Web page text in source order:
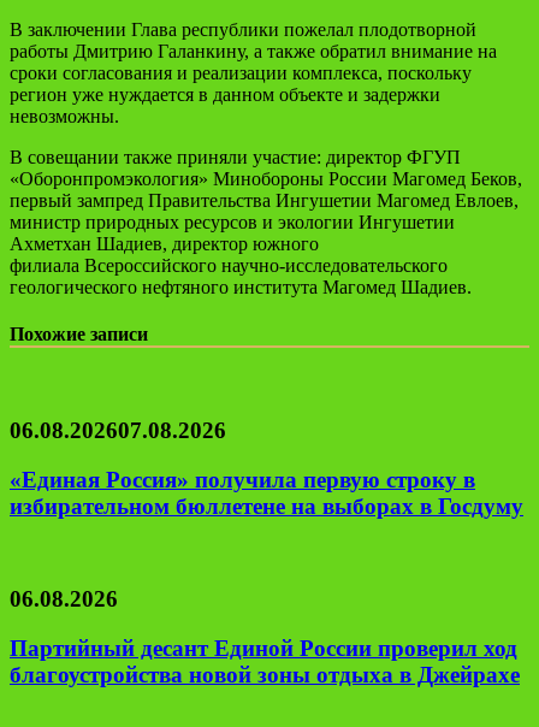
В заключении Глава республики пожелал плодотворной
работы Дмитрию Галанкину, а также обратил внимание на
сроки согласования и реализации комплекса, поскольку
регион уже нуждается в данном объекте и задержки
невозможны.
В совещании также приняли участие: директор ФГУП
«Оборонпромэкология» Минобороны России Магомед Беков,
первый зампред Правительства Ингушетии Магомед Евлоев,
министр природных ресурсов и экологии Ингушетии
Ахметхан Шадиев, директор южного
филиала Всероссийского научно-исследовательского
геологического нефтяного института Магомед Шадиев.
Похожие записи
06.08.202607.08.2026
«Единая Россия» получила первую строку в
избирательном бюллетене на выборах в Госдуму
06.08.2026
Партийный десант Единой России проверил ход
благоустройства новой зоны отдыха в Джейрахе